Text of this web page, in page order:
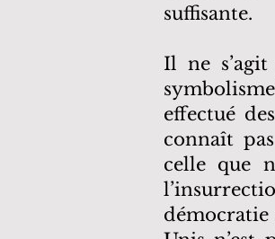
suffisante.
Il ne
effectué
connaît
celle que
démocratie